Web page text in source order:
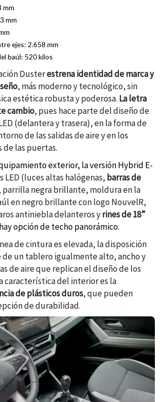
mm
mm
ejes: 2.658 mm
baúl: 520 kilos
Dusterestrena identidad de marca y
, más moderno y tecnológico, sin
estética robusta y poderosa. La letra
cambio, pues hace parte del diseño de
(delantera y trasera), en la forma de
de las salidas de aire y en los
las puertas.
exterior, la versión Hybrid E-
LED (luces altas halógenas, barras de
parrilla negra brillante, moldura en la
en negro brillante con logo NouvelR,
antiniebla delanterosyrines de 18”
opción de techo panorámico.
de cintura es elevada, la disposición
de un tablero igualmente alto, ancho y
de aire que replican el diseño de los
característica del interior es la
de plásticos duros, que pueden
de durabilidad.